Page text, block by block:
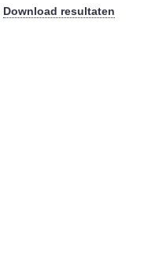
Download resultaten